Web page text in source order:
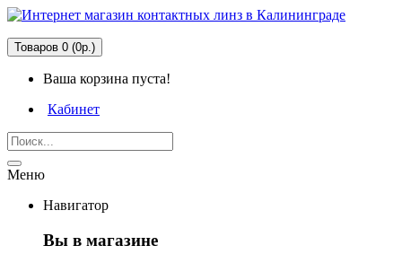
Товаров 0 (0р.)
Ваша корзина пуста!
Кабинет
Меню
Навигатор
Вы в магазине